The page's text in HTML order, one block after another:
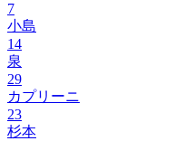
7
小島
14
泉
29
カプリーニ
23
杉本